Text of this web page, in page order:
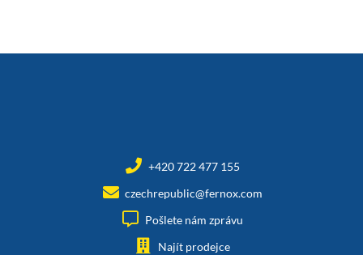
+420 722 477 155
czechrepublic@fernox.com
Pošlete nám zprávu
Najít prodejce